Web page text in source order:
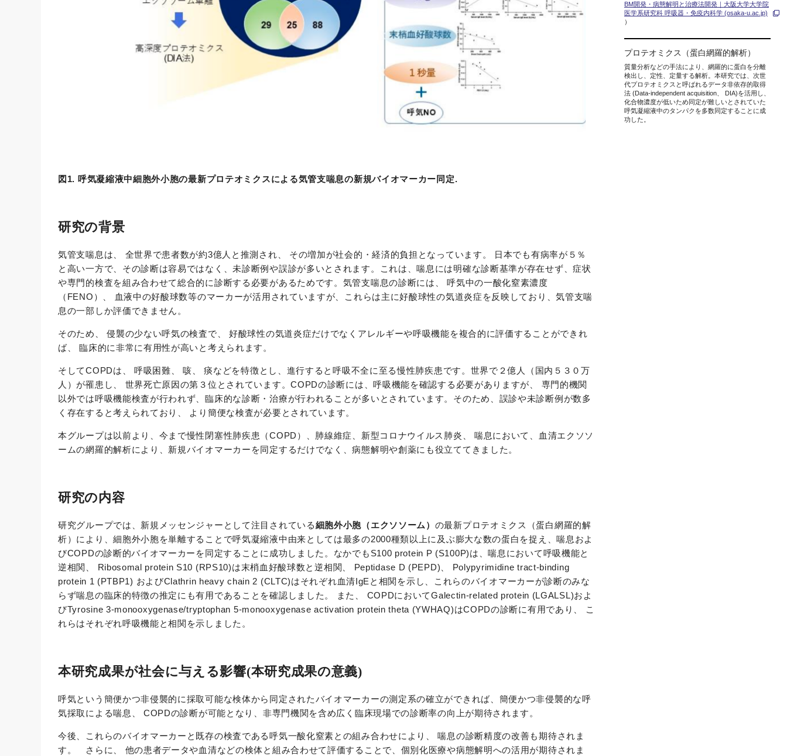
図1. 呼気凝縮液中細胞外小胞の最新プロテオミクスによる気管支喘息の新規バイオマーカー同定.
研究の背景
気管支喘息は、 全世界で患者数が約3億人と推測され、 その増加が社会的・経済的負担となっています。 日本でも有病率が５％
と高い一方で、その診断は容易ではなく、未診断例や誤診が多いとされます。これは、喘息には明確な診断基準が存在せず、症状
や専門的検査を組み合わせて総合的に診断する必要があるためです。気管支喘息の診断には、 呼気中の一酸化窒素濃度
（FENO）、 血液中の好酸球数等のマーカーが活用されていますが、これらは主に好酸球性の気道炎症を反映しており、気管支喘
息の一部しか評価できません。
そのため、 侵襲の少ない呼気の検査で、 好酸球性の気道炎症だけでなくアレルギーや呼吸機能を複合的に評価することができれ
ば、 臨床的に非常に有用性が高いと考えられます。
そしてCOPDは、 呼吸困難、 咳、 痰などを特徴とし、進⾏すると呼吸不全に至る慢性肺疾患です。世界で２億⼈（国内５３０万
⼈）が罹患し、 世界死亡原因の第３位とされています。COPDの診断には、呼吸機能を確認する必要がありますが、 専門的機関
以外では呼吸機能検査が行われず、臨床的な診断・治療が行われることが多いとされています。そのため、誤診や未診断例が数多
く存在すると考えられており、 より簡便な検査が必要とされています。
本グループは以前より、今まで慢性閉塞性肺疾患（COPD）、肺線維症、新型コロナウイルス肺炎、 喘息において、血清エクソソ
ームの網羅的解析により、新規バイオマーカーを同定するだけでなく、病態解明や創薬にも役立ててきました。
研究の内容
研究グループでは、新規メッセンジャーとして注目されている細胞外小胞（エクソソーム） の最新プロテオミクス（蛋白網羅的解
析）により、細胞外小胞を単離することで呼気凝縮液中由来としては最多の2000種類以上に及ぶ膨大な数の蛋白を捉え、喘息およ
びCOPDの診断的バイオマーカーを同定することに成功しました。なかでもS100 protein P (S100P)は、喘息において呼吸機能と
逆相関、 Ribosomal protein S10 (RPS10)は末梢血好酸球数と逆相関、 Peptidase D (PEPD)、 Polypyrimidine tract-binding
protein 1 (PTBP1) およびClathrin heavy chain 2 (CLTC)はそれぞれ血清IgEと相関を示し、これらのバイオマーカーが診断のみな
らず喘息の臨床的特徴の推定にも有用であることを確認しました。 また、 COPDにおいてGalectin-related protein (LGALSL)およ
びTyrosine 3-monooxygenase/tryptophan 5-monooxygenase activation protein theta (YWHAQ)はCOPDの診断に有用であり、 こ
れらはそれぞれ呼吸機能と相関を示しました。
本研究成果が社会に与える影響(本研究成果の意義)
呼気という簡便かつ非侵襲的に採取可能な検体から同定されたバイオマーカーの測定系の確立ができれば、簡便かつ非侵襲的な呼
気採取による喘息、 COPDの診断が可能となり、非専門機関を含め広く臨床現場での診断率の向上が期待されます。
今後、これらのバイオマーカーと既存の検査である呼気一酸化窒素との組み合わせにより、 喘息の診断精度の改善も期待されま
す。 さらに、 他の患者データや血清などの検体と組み合わせて評価することで、個別化医療や病態解明への活用が期待されま
BM開発・病態解明と治療法開発｜大阪大学大学院
医学系研究科 呼吸器・免疫内科学 (osaka-u.ac.jp)
）
プロテオミクス（蛋白網羅的解析）
質量分析などの手法により、網羅的に蛋白を分離
検出し、定性、定量する解析。本研究では、次世
代プロテオミクスと呼ばれるデータ非依存的取得
法 (Data-independent acquisition、 DIA)を活用し、
化合物濃度が低いため同定が難しいとされていた
呼気凝縮液中のタンパクを多数同定することに成
功した。